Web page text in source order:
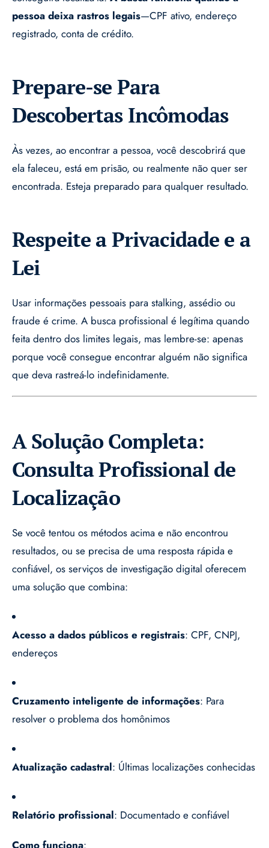
pessoa deixa rastros legais—CPF ativo, endereço
registrado, conta de crédito.
Prepare-se Para
Descobertas Incômodas
Às vezes, ao encontrar a pessoa, você descobrirá que
ela faleceu, está em prisão, ou realmente não quer ser
encontrada. Esteja preparado para qualquer resultado.
Respeite a Privacidade e a
Lei
Usar informações pessoais para stalking, assédio ou
fraude é crime. A busca profissional é legítima quando
feita dentro dos limites legais, mas lembre-se: apenas
porque você consegue encontrar alguém não significa
que deva rastreá-lo indefinidamente.
A Solução Completa:
Consulta Profissional de
Localização
Se você tentou os métodos acima e não encontrou
resultados, ou se precisa de uma resposta rápida e
confiável, os serviços de investigação digital oferecem
uma solução que combina:
Acesso a dados públicos e registrais: CPF, CNPJ,
endereços
Cruzamento inteligente de informações: Para
resolver o problema dos homônimos
Atualização cadastral: Últimas localizações conhecidas
Relatório profissional: Documentado e confiável
Como funciona: